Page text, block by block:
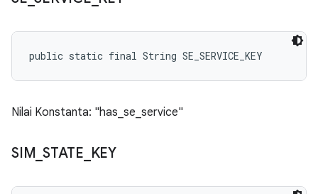
public static final String SE_SERVICE_KEY
Nilai Konstanta: "has_se_service"
SIM STATE KEY